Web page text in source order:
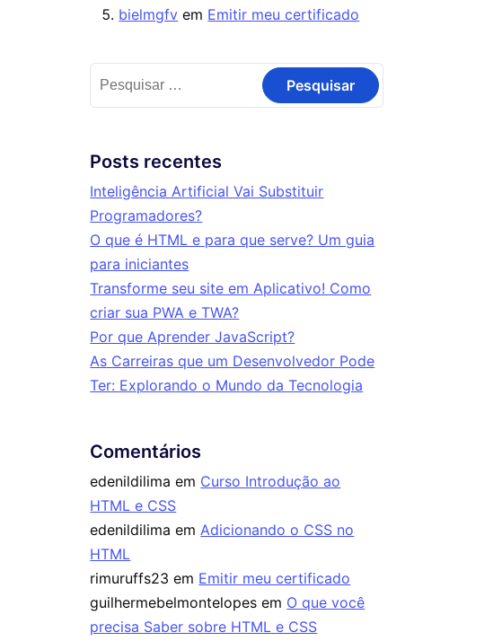
bielmgfv em Emitir meu certificado
Posts recentes
Inteligência Artificial Vai Substituir
Programadores?
O que é HTML e para que serve? Um guia
para iniciantes
Transforme seu site em Aplicativo! Como
criar sua PWA e TWA?
Por que Aprender JavaScript?
As Carreiras que um Desenvolvedor Pode
Ter: Explorando o Mundo da Tecnologia
Comentários
edenildilima em Curso Introdução ao
HTML e CSS
edenildilima emAdicionando o CSS no
HTML
rimuruffs23 em Emitir meu certificado
guilhermebelmontelopes em O que você
precisa Saber sobre HTML e CSS